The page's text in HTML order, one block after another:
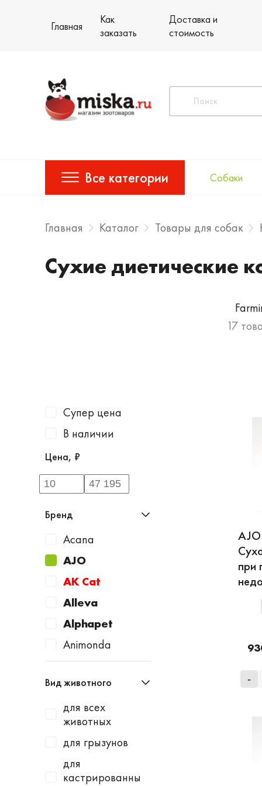
Главная
Как
заказать
Доставка и
стоимость
Все категории Собаки
Главная Каталог Товары для собак
Сухие диетические
17
Супер цена
В наличии
Цена, ₽
Бренд
Acana
AJO
AK Cat
Alleva
Alphapet
Animonda
Apicenna
Avantie
AWARD
Baurenhof
Bayer
Beaphar
Вид животного
для всех
животных
для грызунов
для
кастрированны
при
-